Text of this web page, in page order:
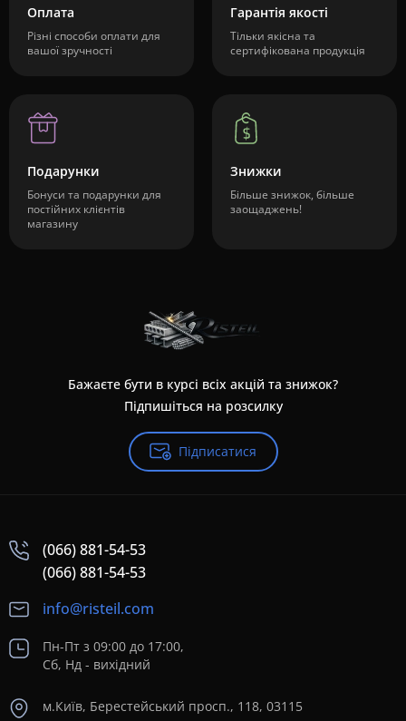
Оплата
Різні способи оплати для
вашої зручності
Гарантія якості
Тільки якісна та
сертифікована продукція
Подарунки
Бонуси та подарунки для
постійних клієнтів
магазину
Знижки
Більше знижок, більше
заощаджень!
Бажаєте бути в курсі всіх акцій та знижок?
Підпишіться на розсилку
Підписатися
(066) 881-54-53
(066) 881-54-53
info@risteil.com
Пн-Пт з 09:00 до 17:00,
Сб, Нд - вихідний
м.Київ, Берестейський просп., 118, 03115